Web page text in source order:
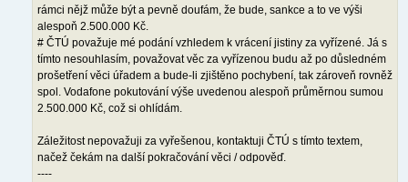
rámci nějž může být a pevně doufám, že bude, sankce a to ve výši
alespoň 2.500.000 Kč.
# ČTÚ považuje mé podání vzhledem k vrácení jistiny za vyřízené. Já s
tímto nesouhlasím, považovat věc za vyřízenou budu až po důsledném
prošetření věci úřadem a bude-li zjištěno pochybení, tak zároveň rovněž
spol. Vodafone pokutování výše uvedenou alespoň průměrnou sumou
2.500.000 Kč, což si ohlídám.
Záležitost nepovažuji za vyřešenou, kontaktuji ČTÚ s tímto textem,
načež čekám na další pokračování věci / odpověď.
----